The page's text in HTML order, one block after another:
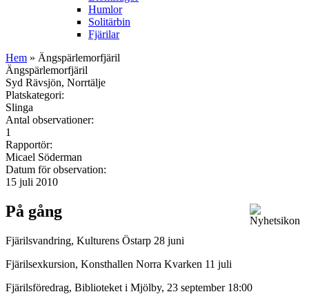
Humlor
Solitärbin
Fjärilar
Hem » Ängspärlemorfjäril
Ängspärlemorfjäril
Syd Rävsjön, Norrtälje
Platskategori:
Slinga
Antal observationer:
1
Rapportör:
Micael Söderman
Datum för observation:
15 juli 2010
På gång
Fjärilsvandring, Kulturens Östarp 28 juni
Fjärilsexkursion, Konsthallen Norra Kvarken 11 juli
Fjärilsföredrag, Biblioteket i Mjölby, 23 september 18:00